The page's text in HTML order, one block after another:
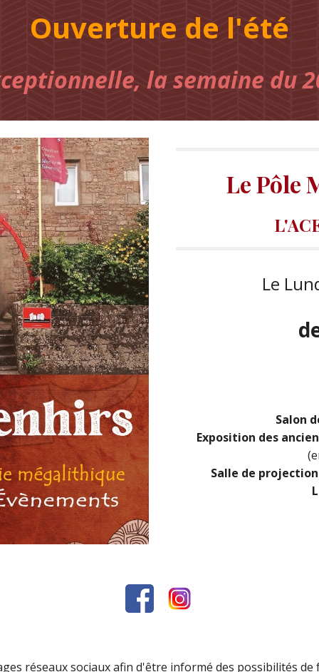
Ouverture de l'été
la semaine du
Le Pôle
Le
Salon
Exposition des
Salle de projection
réseaux sociauxafin d'être informé des possibilités de